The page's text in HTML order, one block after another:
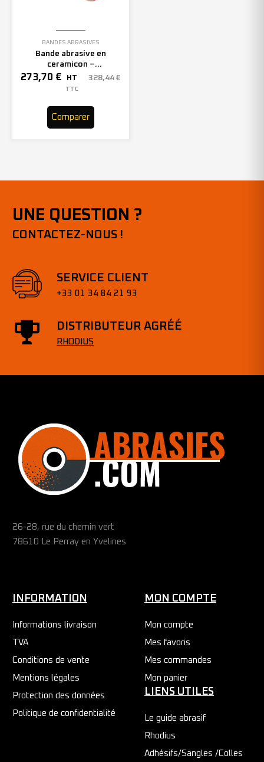
BANDES ABRASIVES
Bande abrasive en
ceramicon –
150mmx2000mm – Grain 40
– 305969 (x10)
273,70 € HT 328,44 €
TTC
Comparer
UNE QUESTION ?
CONTACTEZ-NOUS !
SERVICE CLIENT
+33 01 34 84 21 93
DISTRIBUTEUR AGRÉÉ
RHODIUS
26-28, rue du chemin vert
78610 Le Perray en Yvelines
INFORMATION
Informations livraison
TVA
Conditions de vente
Mentions légales
Protection des données
Politique de confidentialité
MON COMPTE
Mon compte
Mes favoris
Mes commandes
Mon panier
LIENS UTILES
Le guide abrasif
Rhodius
Adhésifs/Sangles /Colles